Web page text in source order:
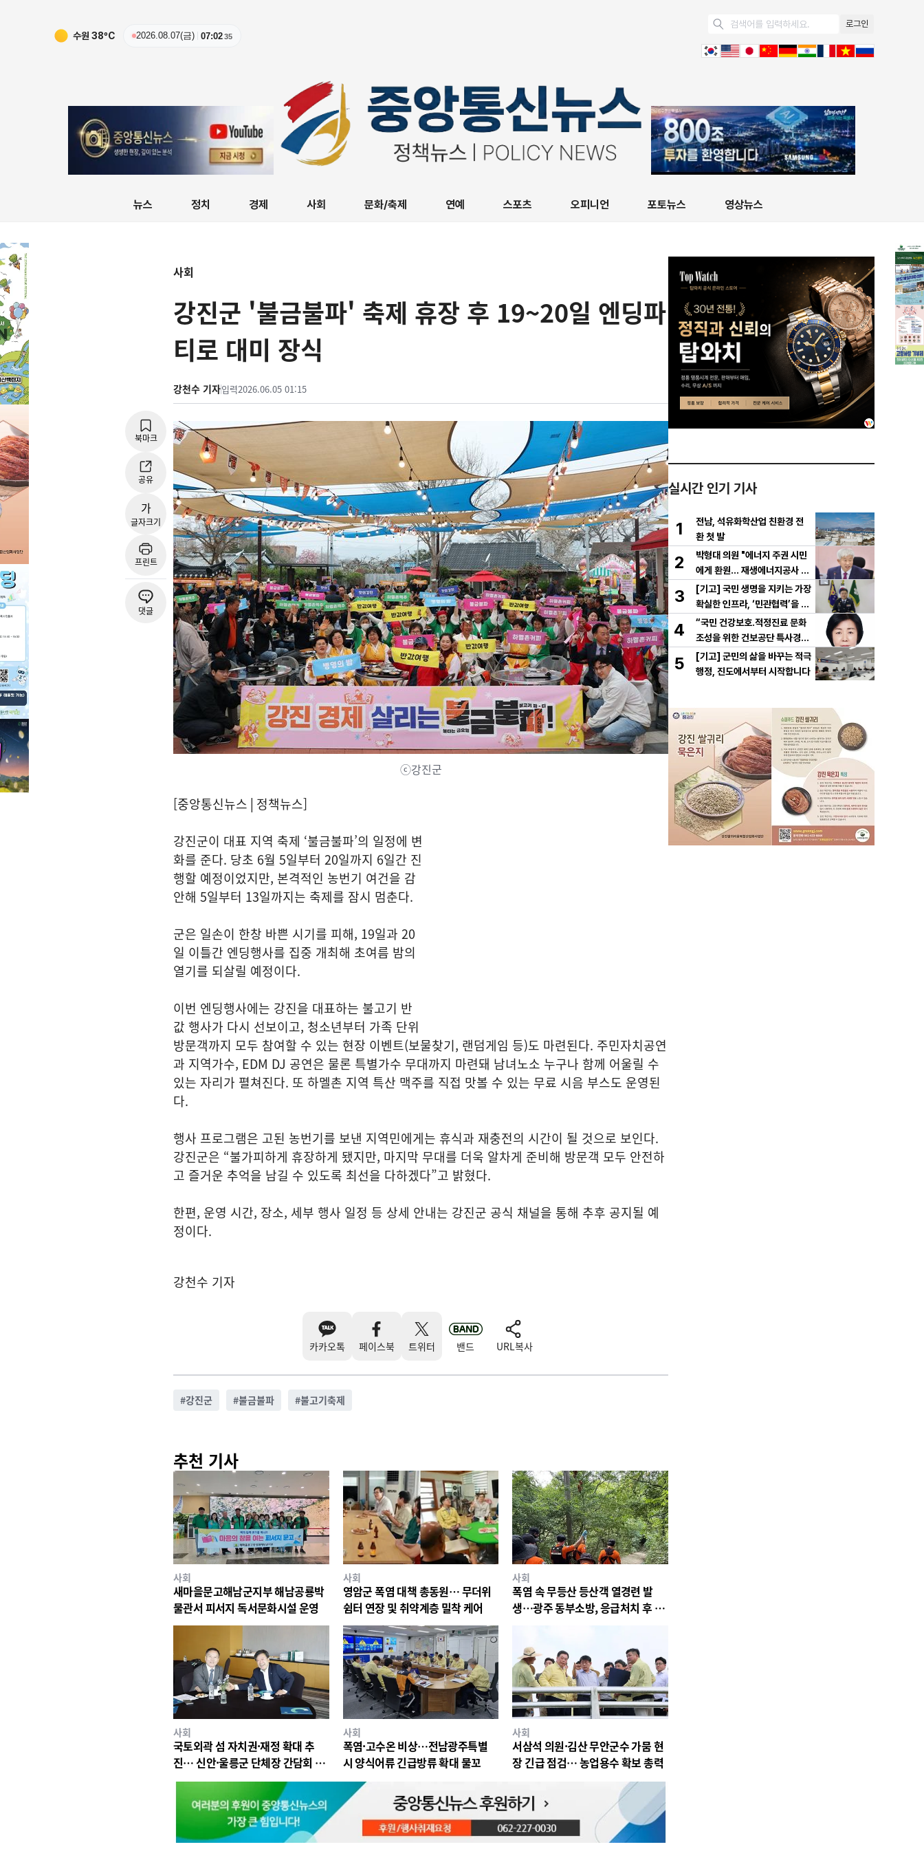
수원 38ºC 2026.08.07(금) 07:0236
로그인
뉴스 정치 경제 사회 문화/축제 연예 스포츠 오피니언 포토뉴스 영상뉴스
사회
강진군 '불금불파' 축제 휴장 후 19~20일 엔딩파
티로 대미 장식
강천수 기자입력2026.06.05 01:15
북마크
공유
가
글자크기
프린트
댓글
ⓒ강진군
[중앙통신뉴스│정책뉴스]
강진군이 대표 지역 축제 ‘불금불파’의 일정에 변
화를 준다. 당초 6월 5일부터 20일까지 6일간 진
행할 예정이었지만, 본격적인 농번기 여건을 감
안해 5일부터 13일까지는 축제를 잠시 멈춘다.
군은 일손이 한창 바쁜 시기를 피해, 19일과 20
일 이틀간 엔딩행사를 집중 개최해 초여름 밤의
열기를 되살릴 예정이다.
이번 엔딩행사에는 강진을 대표하는 불고기 반
값 행사가 다시 선보이고, 청소년부터 가족 단위
방문객까지 모두 참여할 수 있는 현장 이벤트(보물찾기, 랜덤게임 등)도 마련된다. 주민자치공연
과 지역가수, EDM DJ 공연은 물론 특별가수 무대까지 마련돼 남녀노소 누구나 함께 어울릴 수
있는 자리가 펼쳐진다. 또 하멜촌 지역 특산 맥주를 직접 맛볼 수 있는 무료 시음 부스도 운영된
다.
행사 프로그램은 고된 농번기를 보낸 지역민에게는 휴식과 재충전의 시간이 될 것으로 보인다.
강진군은 “불가피하게 휴장하게 됐지만, 마지막 무대를 더욱 알차게 준비해 방문객 모두 안전하
고 즐거운 추억을 남길 수 있도록 최선을 다하겠다”고 밝혔다.
한편, 운영 시간, 장소, 세부 행사 일정 등 상세 안내는 강진군 공식 채널을 통해 추후 공지될 예
정이다.
강천수 기자
카카오톡 페이스북 트위터 밴드 URL복사
#강진군 #불금불파 #불고기축제
추천 기사
사회
새마을문고해남군지부 해남공룡박
물관서 피서지 독서문화시설 운영
사회
영암군 폭염 대책 총동원… 무더위
쉼터 연장 및 취약계층 밀착 케어
사회
폭염 속 무등산 등산객 열경련 발
생…광주 동부소방, 응급처치 후 병
사회
국토외곽 섬 자치권·재정 확대 추
진… 신안·울릉군 단체장 간담회 개
최
사회
폭염·고수온 비상…전남광주특별
시 양식어류 긴급방류 확대 물꼬
사회
서삼석 의원·김산 무안군수 가뭄 현
장 긴급 점검… 농업용수 확보 총력
실시간 인기 기사
1
전남, 석유화학산업 친환경 전
환 첫 발
2
박형대 의원 "에너지 주권 시민
에게 환원... 재생에너지공사 서
둘러야"
3
[기고] 국민 생명을 지키는 가장
확실한 인프라, ‘민관협력’을 공
고히
4
“국민 건강보호․적정진료 문화
조성을 위한 건보공단 특사경제
도 도입해야”
5
[기고] 군민의 삶을 바꾸는 적극
행정, 진도에서부터 시작합니다